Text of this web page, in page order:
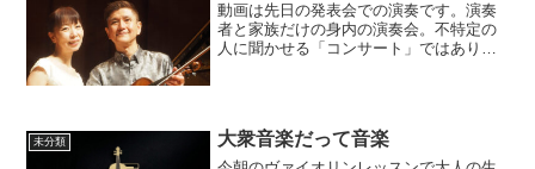
動画は先日の発表会での演奏です。演奏
者と家族だけの身内の演奏会。不特定の
人に聞かせる「コンサート」ではありま
大人まで21プログラム...
未分類 大衆音楽だって音楽